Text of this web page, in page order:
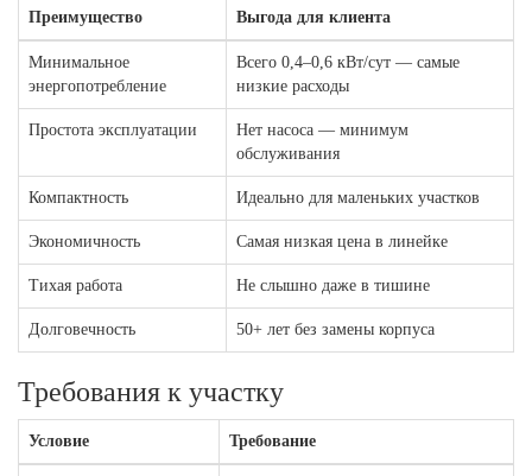
Преимущество Выгода для клиента
Минимальное
энергопотребление
Всего 0,4–0,6 кВт/сут — самые
низкие расходы
Простота эксплуатации
Нет насоса — минимум
обслуживания
Компактность Идеально для маленьких участков
Экономичность Самая низкая цена в линейке
Тихая работа Не слышно даже в тишине
Долговечность 50+ лет без замены корпуса
Требования к участку
Условие Требование